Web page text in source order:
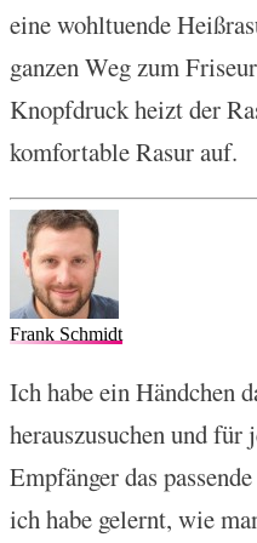
eine wohltuende
ganzen Weg zum
Knopfdruck heizt der
komfortable Rasur auf.
Frank Schmidt
Ich habe ein Händchen
herauszusuchen und für
Empfänger das
ich habe gelernt, wie